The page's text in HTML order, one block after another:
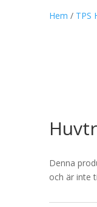
Hem / TPS
Denna
och är inte